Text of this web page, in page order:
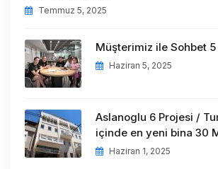
Temmuz 5, 2025
Müşterimiz ile Sohbet
Haziran 5, 2025
Aslanoglu 6 Projesi /
içinde en yeni bina 30
Haziran 1, 2025